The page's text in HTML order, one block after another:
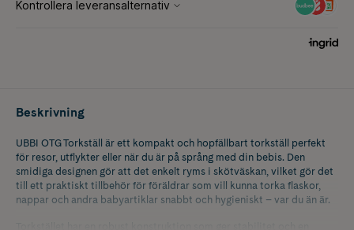
Beskrivning
UBBI OTG Torkställ är ett kompakt och hopfällbart torkställ perfekt
för resor, utflykter eller när du är på språng med din bebis. Den
smidiga designen gör att det enkelt ryms i skötväskan, vilket gör det
till ett praktiskt tillbehör för föräldrar som vill kunna torka flaskor,
nappar och andra babyartiklar snabbt och hygieniskt – var du än är.